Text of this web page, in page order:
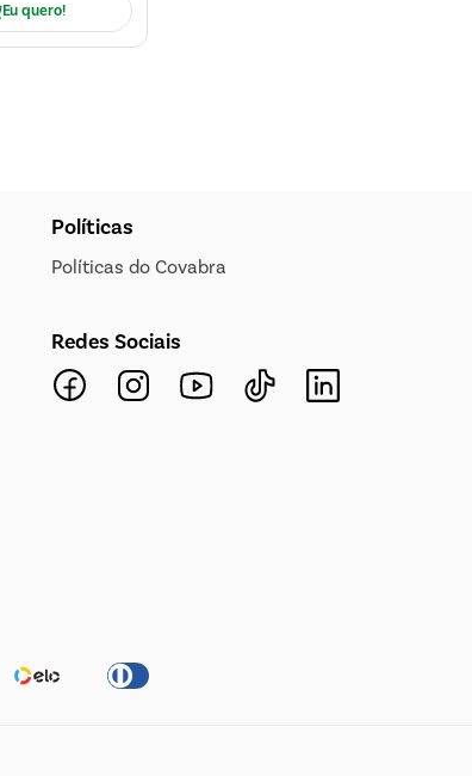
Eu quero!
Políticas
Políticas do Covabra
Redes Sociais